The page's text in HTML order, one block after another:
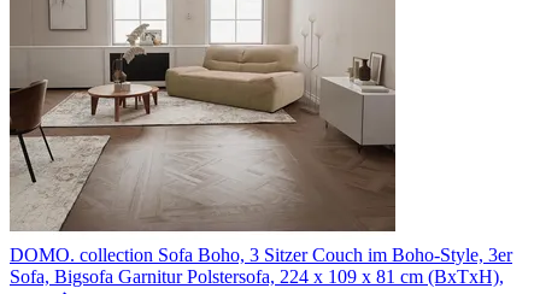
DOMO. collection Sofa Boho, 3 Sitzer Couch im Boho-Style, 3er
Sofa, Bigsofa Garnitur Polstersofa, 224 x 109 x 81 cm (BxTxH),